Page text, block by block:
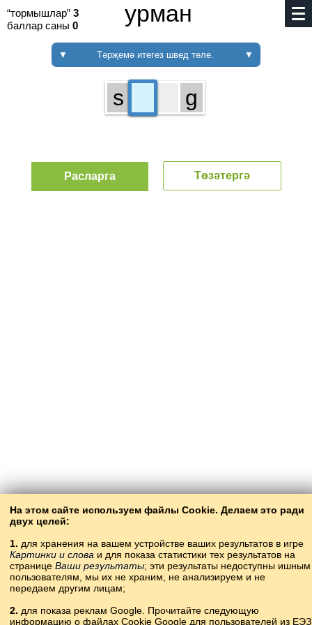
“тормышлар” 3
баллар саны 0 урман
▼ Тәрҗемә итегез швед теле. ▼
На этом сайте используем файлы Cookie. Делаем это ради
двух целей:
1. для хранения на вашем устройстве ваших результатов в игре
Картинки и слова и для показа статистики тех результатов на
странице Ваши результаты; эти результаты недоступны ишным
пользователям, мы их не храним, не анализируем и не
передаем другим лицам;
2. для показа реклам Google. Прочитайте следующую
информацию о файлах Cookie Google для пользователей из ЕЭЗ